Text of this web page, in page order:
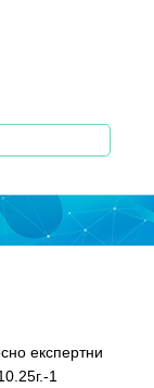
експертни
1